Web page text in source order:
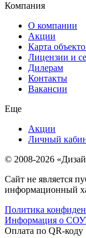
Компания
О компании
Акции
Карта
Лицензии и
Дилерам
Контакты
Вакансии
Еще
Акции
Личный
© 2008-2026
Сайт не является
информационный
Политика
Информация о
Оплата по QR-коду